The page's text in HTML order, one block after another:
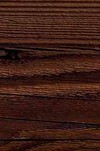
№ 1»
20